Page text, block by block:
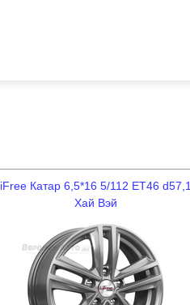
iFree Катар 6,5*16 5/112 ET46 d57,1
Хай Вэй